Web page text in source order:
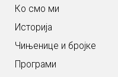
Ко смо ми
Историја
Чињенице и бројке
Програми